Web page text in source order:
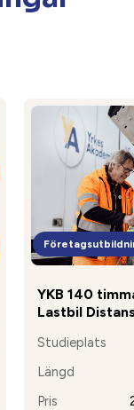
YKB 140
Lastbil
Studieplats
Längd
Pris